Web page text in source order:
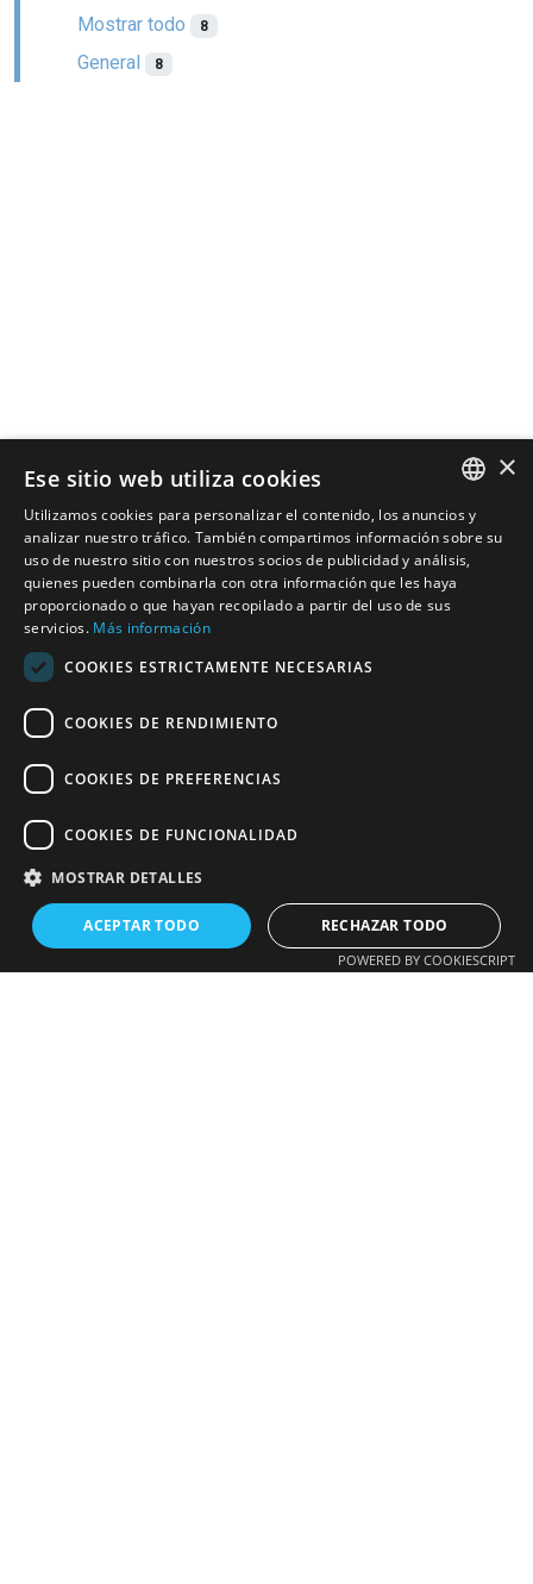
Mostrar todo 8
General 8
SPANISH
CATALAN
×
Ese sitio web utiliza cookies
Utilizamos cookies para personalizar el contenido, los anuncios y
analizar nuestro tráfico. También compartimos información sobre su
uso de nuestro sitio con nuestros socios de publicidad y análisis,
quienes pueden combinarla con otra información que les haya
proporcionado o que hayan recopilado a partir del uso de sus
servicios. Más información
COOKIES ESTRICTAMENTE NECESARIAS
COOKIES DE RENDIMIENTO
COOKIES DE PREFERENCIAS
COOKIES DE FUNCIONALIDAD
MOSTRAR DETALLES
ACEPTAR TODO RECHAZAR TODO
POWERED BY COOKIESCRIPT